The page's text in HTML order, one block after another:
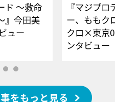
ド ～救命
』今田美
ビュー
『マジプロ
ー、ももク
クロ×東京
ンタビュー
をもっと見る